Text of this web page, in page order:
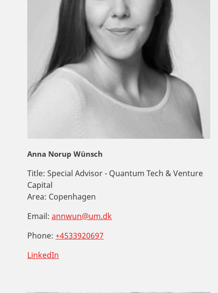
Anna Norup Wünsch
Title: Special Advisor - Quantum Tech & Venture
Capital
Area: Copenhagen
Email: annwun@um.dk
Phone: +4533920697
LinkedIn